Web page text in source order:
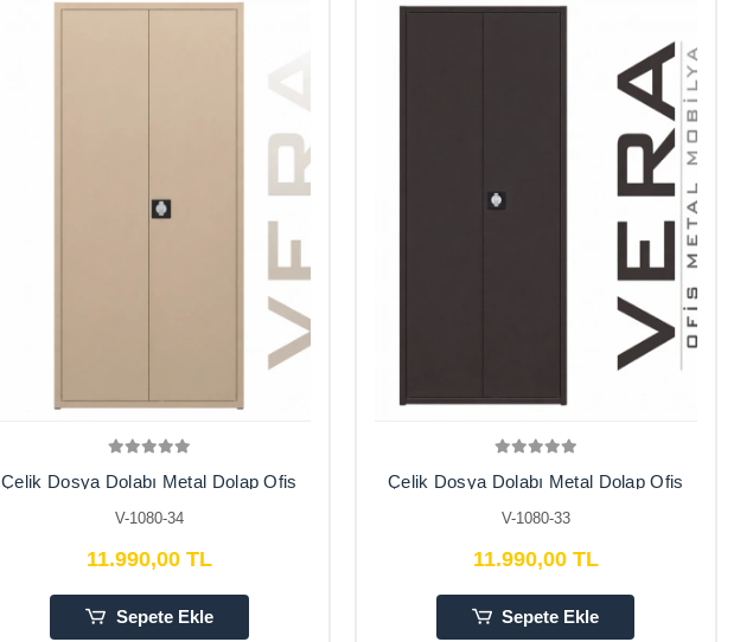
Çelik Dosya Dolabı Metal Dolap Ofis
, Balkon
V-1080-34
11.990,00 TL
Sepete Ekle
Çelik Dosya Dolabı Metal Dolap Ofis
, Balkon
V-1080-33
11.990,00 TL
Sepete Ekle